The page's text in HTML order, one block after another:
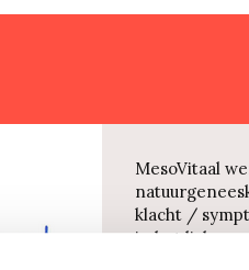
MesoVitaal
klacht /
in het